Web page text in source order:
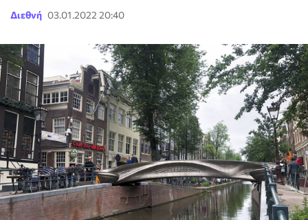
Διεθνή 03.01.2022 20:40